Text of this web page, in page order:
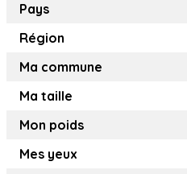
Pays
Région
Ma commune
Ma taille
Mon poids
Mes yeux